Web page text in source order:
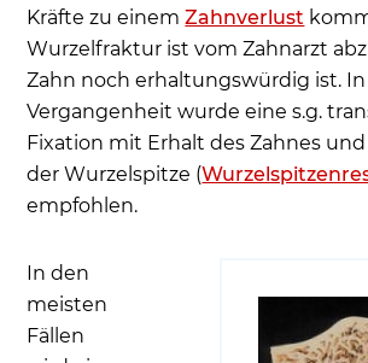
Kräfte zu einemZahnverlust
Wurzelfraktur ist vom Zahnarzt
Zahn noch erhaltungswürdig ist.
Vergangenheit wurde eine s.g.
Fixation mit Erhalt des Zahnes
der Wurzelspitze (
empfohlen.
In den
meisten
Fällen